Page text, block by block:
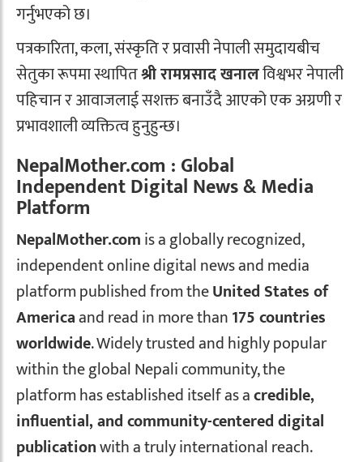
गर्नुभएको छ।
पत्रकारिता, कला, संस्कृति र प्रवासी नेपाली समुदायबीच
सेतुका रूपमा स्थापितश्री रामप्रसाद खनालविश्वभर नेपाली
पहिचान र आवाजलाई सशक्त बनाउँदै आएको एक अग्रणी र
प्रभावशाली व्यक्तित्व हुनुहुन्छ।
NepalMother.com : Global
Independent Digital News & Media
Platform
NepalMother.comis a globally recognized,
independent online digital news and media
platform published from theUnited States of
Americaand read in more than175 countries
worldwide. Widely trusted and highly popular
within the global Nepali community, the
platform has established itself as acredible,
influential, and community-centered digital
publicationwith a truly international reach.